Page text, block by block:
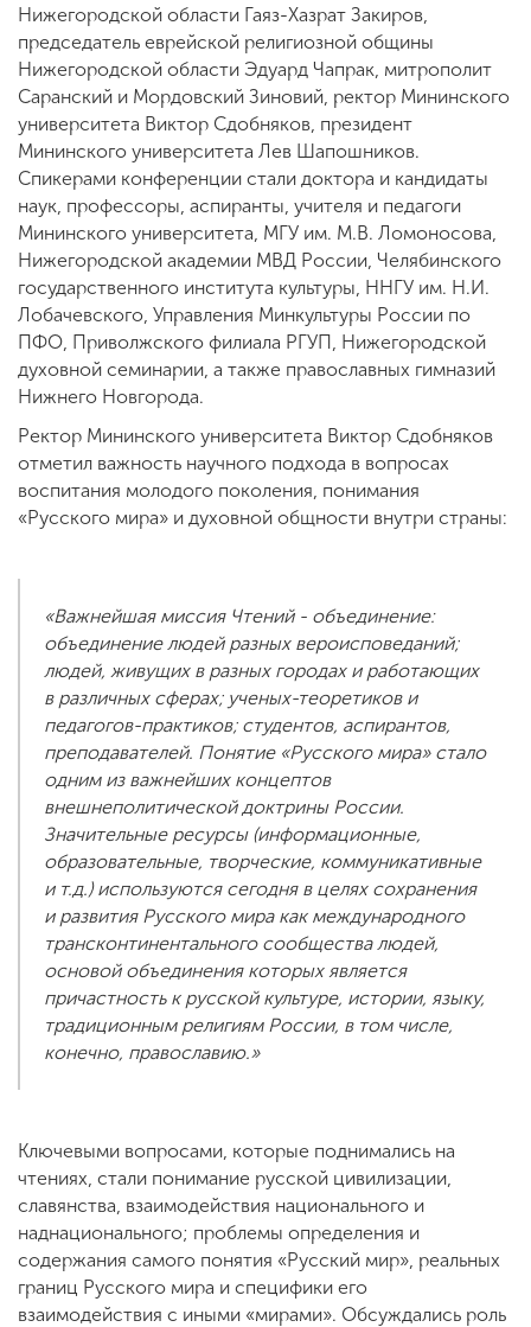
Нижегородской области Гаяз-Хазрат Закиров,
председатель еврейской религиозной общины
Нижегородской области Эдуард Чапрак, митрополит
Саранский и Мордовский Зиновий, ректор Мининского
университета Виктор Сдобняков, президент
Мининского университета Лев Шапошников.
Спикерами конференции стали доктора и кандидаты
наук, профессоры, аспиранты, учителя и педагоги
Мининского университета, МГУ им. М.В. Ломоносова,
Нижегородской академии МВД России, Челябинского
государственного института культуры, ННГУ им. Н.И.
Лобачевского, Управления Минкультуры России по
ПФО, Приволжского филиала РГУП, Нижегородской
духовной семинарии, а также православных гимназий
Нижнего Новгорода.
Ректор Мининского университета Виктор Сдобняков
отметил важность научного подхода в вопросах
воспитания молодого поколения, понимания
«Русского мира» и духовной общности внутри страны:
«Важнейшая миссия Чтений - объединение:
объединение людей разных вероисповеданий;
людей, живущих в разных городах и работающих
в различных сферах; ученых-теоретиков и
педагогов-практиков; студентов, аспирантов,
преподавателей. Понятие «Русского мира» стало
одним из важнейших концептов
внешнеполитической доктрины России.
Значительные ресурсы (информационные,
образовательные, творческие, коммуникативные
и т.д.) используются сегодня в целях сохранения
и развития Русского мира как международного
трансконтинентального сообщества людей,
основой объединения которых является
причастность к русской культуре, истории, языку,
традиционным религиям России, в том числе,
конечно, православию.»
Ключевыми вопросами, которые поднимались на
чтениях, стали понимание русской цивилизации,
славянства, взаимодействия национального и
наднационального; проблемы определения и
содержания самого понятия «Русский мир», реальных
границ Русского мира и специфики его
взаимодействия с иными «мирами». Обсуждались роль